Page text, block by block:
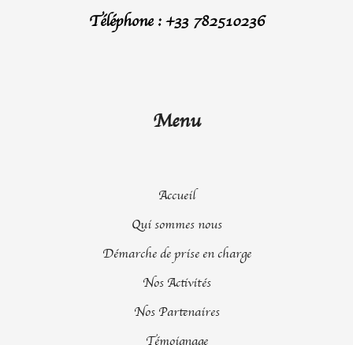
Téléphone : +33 782510236
Menu
Accueil
Qui sommes nous
Démarche de prise en charge
Nos Activités
Nos Partenaires
Témoignage